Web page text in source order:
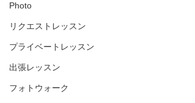
Photo
リクエストレッスン
プライベートレッスン
出張レッスン
フォトウォーク